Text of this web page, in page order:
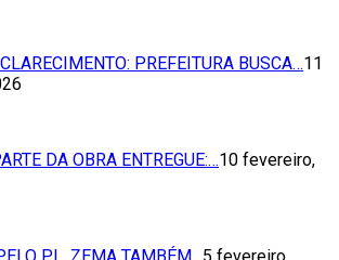
PREFEITURA BUSCA…11
DA OBRA ENTREGUE:…10 fevereiro,